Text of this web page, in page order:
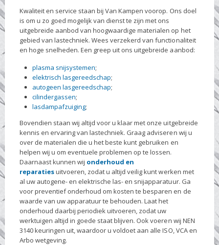
Kwaliteit en service staan bij Van Kampen voorop. Ons doel
is om u zo goed mogelijk van dienst te zijn met ons
uitgebreide aanbod van hoogwaardige materialen op het
gebied van lastechniek. Wees verzekerd van functionaliteit
en hoge snelheden. Een greep uit ons uitgebreide aanbod:
plasma snijsystemen;
elektrisch lasgereedschap;
autogeen lasgereedschap;
cilindergassen;
lasdampafzuiging;
Bovendien staan wij altijd voor u klaar met onze uitgebreide
kennis en ervaring van lastechniek. Graag adviseren wij u
over de materialen die u het beste kunt gebruiken en
helpen wij u om eventuele problemen op te lossen.
Daarnaast kunnen wij onderhoud en
reparatiesuitvoeren, zodat u altijd veilig kunt werken met
al uw autogene- en elektrische las- en snijapparatuur. Ga
voor preventief onderhoud om kosten te besparen en de
waarde van uw apparatuur te behouden. Laat het
onderhoud daarbij periodiek uitvoeren, zodat uw
werktuigen altijd in goede staat blijven. Ook voeren wij NEN
3140 keuringen uit, waardoor u voldoet aan alle ISO, VCA en
Arbo wetgeving.